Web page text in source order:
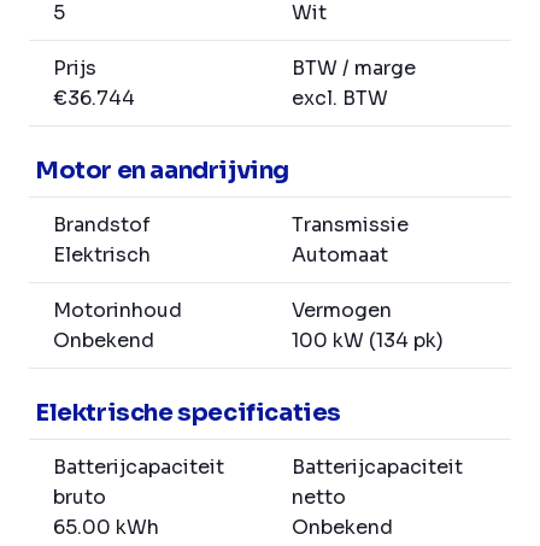
5
Wit
Prijs
€36.744
BTW / marge
excl. BTW
Motor en aandrijving
Brandstof
Elektrisch
Transmissie
Automaat
Motorinhoud
Onbekend
Vermogen
100 kW (134 pk)
Elektrische specificaties
Batterijcapaciteit
bruto
65.00 kWh
Batterijcapaciteit
netto
Onbekend